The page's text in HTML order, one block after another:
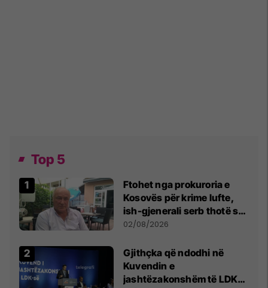
Top 5
Ftohet nga prokuroria e
Kosovës për krime lufte,
ish-gjenerali serb thotë se
dikush e tradhtoi në
02/08/2026
Gjithçka që ndodhi në
Kuvendin e
jashtëzakonshëm të LDK-